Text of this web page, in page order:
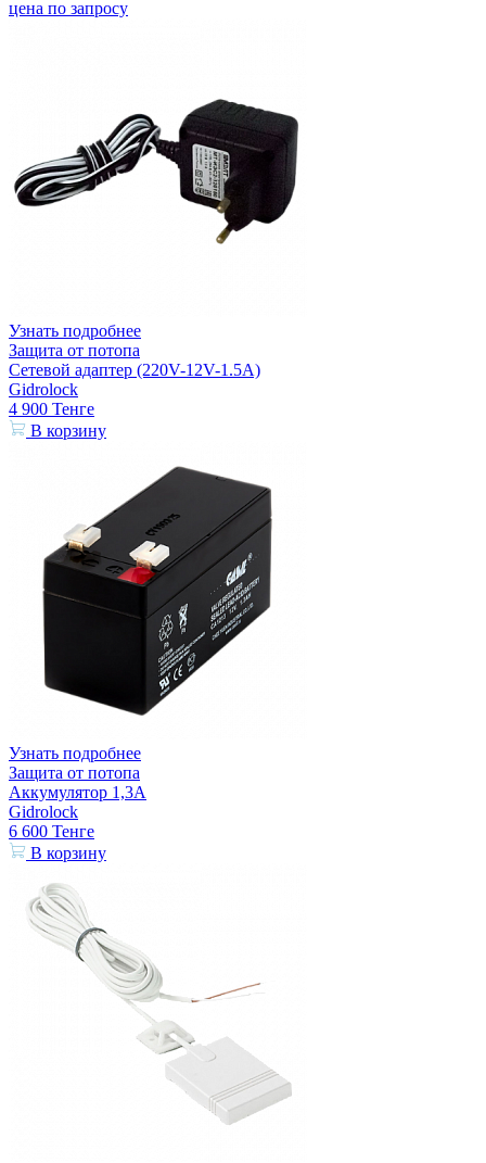
цена по запросу
Узнать подробнее
Защита от потопа
Сетевой адаптер (220V-12V-1.5A)
Gidrolock
4 900 Тенге
В корзину
Узнать подробнее
Защита от потопа
Аккумулятор 1,3А
Gidrolock
6 600 Тенге
В корзину